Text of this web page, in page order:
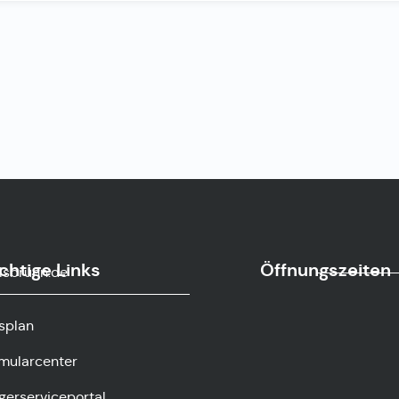
Links Öffnungszeiten